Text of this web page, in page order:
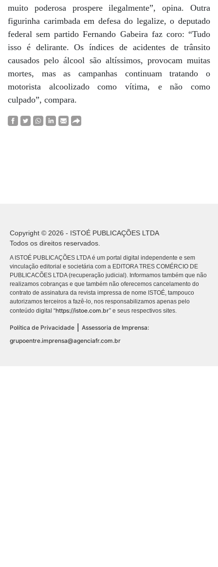
muito poderosa prospere ilegalmente”, opina. Outra
figurinha carimbada em defesa do legalize, o deputado
federal sem partido Fernando Gabeira faz coro: “Tudo
isso é delirante. Os índices de acidentes de trânsito
causados pelo álcool são altíssimos, provocam muitas
mortes, mas as campanhas continuam tratando o
motorista alcoolizado como vítima, e não como
culpado”, compara.
Copyright © 2026 - ISTOÉ PUBLICAÇÕES LTDA
Todos os direitos reservados.
A ISTOÉ PUBLICAÇÕES LTDA é um portal digital independente e sem
vinculação editorial e societária com a EDITORA TRES COMÉRCIO DE
PUBLICACÕES LTDA (recuperação judicial). Informamos também que não
realizamos cobranças e que também não oferecemos cancelamento do
contrato de assinatura da revista impressa de nome ISTOÉ, tampouco
autorizamos terceiros a fazê-lo, nos responsabilizamos apenas pelo
conteúdo digital “https://istoe.com.br” e seus respectivos sites.
Política de Privacidade | Assessoria de Imprensa:
grupoentre.imprensa@agenciafr.com.br